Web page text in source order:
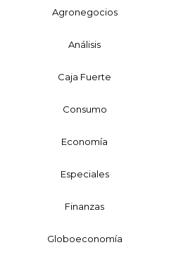
Agronegocios
Análisis
Caja Fuerte
Consumo
Economía
Especiales
Finanzas
Globoeconomía